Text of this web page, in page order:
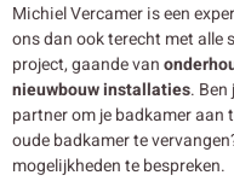
Michiel Vercamer is een
ons dan ook terecht met alle
project, gaande van
nieuwbouwinstallaties. Ben
partner om je badkamer aan
oude badkamer te
mogelijkheden te bespreken.